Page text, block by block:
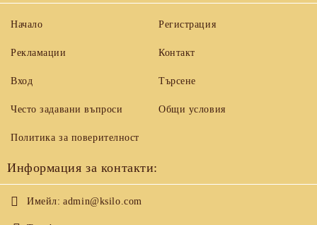
Начало
Рекламации
Вход
Често задавани въпроси
Регистрация
Контакт
Търсене
Общи условия
Политика за поверителност
Информация за контакти:
Имейл: admin@ksilo.com